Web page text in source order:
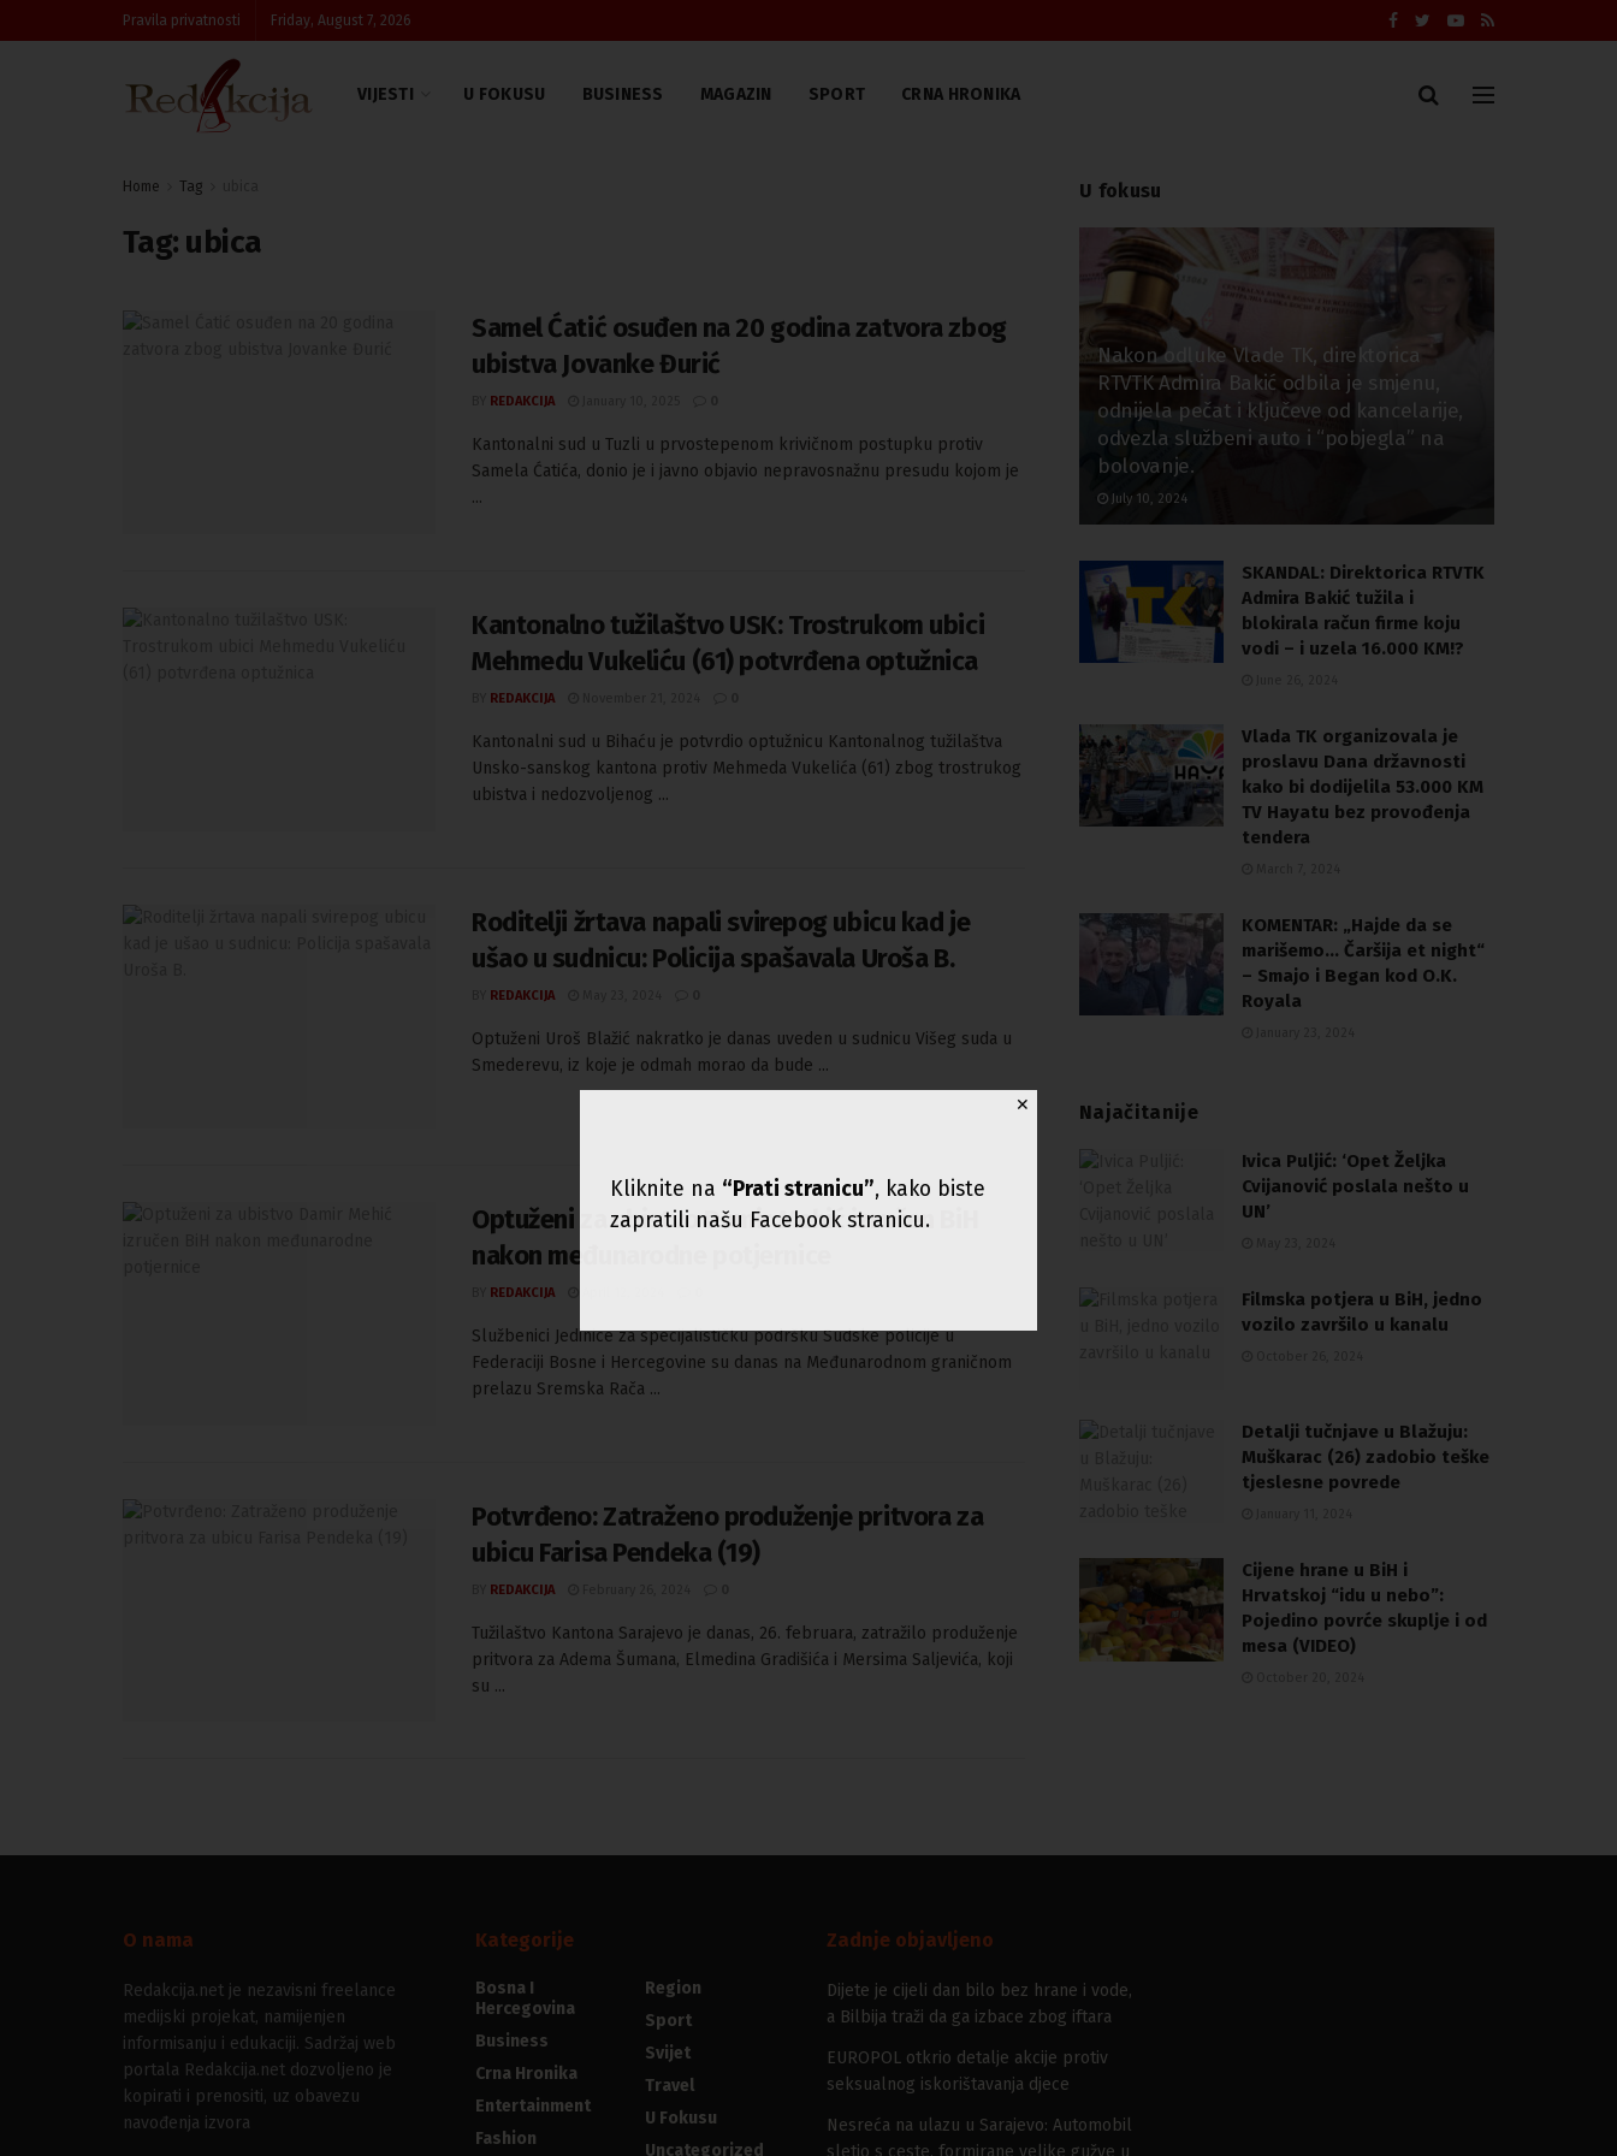
Pravila privatnosti Friday, August 7, 2026
VIJESTI U FOKUSU BUSINESS MAGAZIN SPORT CRNA HRONIKA
Home Tag
Tag: ubica
Samel Ćatić osuđen na 20 godina zatvora zbog
ubistva Jovanke Đurić
REDAKCIJA
Kantonalni sud u Tuzli u prvostepenom krivičnom postupku protiv
Samela Ćatića, donio je i javno objavio nepravosnažnu presudu kojom je
...
Kantonalno tužilaštvo USK: Trostrukom ubici
Mehmedu Vukeliću (61) potvrđena optužnica
REDAKCIJA
Kantonalni sud u Bihaću je potvrdio optužnicu Kantonalnog tužilaštva
Unsko-sanskog kantona protiv Mehmeda Vukelića (61) zbog trostrukog
ubistva i nedozvoljenog ...
Roditelji žrtava napali svirepog ubicu kad je
ušao u sudnicu: Policija spašavala Uroša B.
REDAKCIJA
Optuženi Uroš Blažić nakratko je danas uveden u sudnicu Višeg suda u
Smederevu, iz koje je odmah morao da bude ...
Optuženi za ubistvo Damir Mehić izručen BiH
nakon međunarodne potjernice
REDAKCIJA
Službenici Jedinice za specijalističku podršku Sudske policije u
Federaciji Bosne i Hercegovine su danas na Međunarodnom graničnom
prelazu Sremska Rača ...
Potvrđeno: Zatraženo produženje pritvora za
ubicu Farisa Pendeka (19)
REDAKCIJA
Tužilaštvo Kantona Sarajevo je danas, 26. februara, zatražilo produženje
pritvora za Adema Šumana, Elmedina Gradišića i Mersima Saljevića, koji
su ...
U fokusu
Nakon odluke Vlade TK, direktorica
RTVTK Admira Bakić odbila je smjenu,
odnijela pečat i ključeve od kancelarije,
odvezla službeni auto i “pobjegla” na
bolovanje.
July 10, 2024
SKANDAL: Direktorica RTVTK
Admira Bakić tužila i
blokirala račun firme koju
vodi – i uzela 16.000 KM!?
Vlada TK organizovala je
proslavu Dana državnosti
kako bi dodijelila 53.000 KM
TV Hayatu bez provođenja
tendera
KOMENTAR: „Hajde da se
marišemo… Čaršija et night“
– Smajo i Began kod O.K.
Royala
Najačitanije
Ivica Puljić: ‘Opet Željka
Cvijanović poslala nešto u
UN’
Filmska potjera u BiH, jedno
vozilo završilo u kanalu
Detalji tučnjave u Blažuju:
Muškarac (26) zadobio teške
tjeslesne povrede
Cijene hrane u BiH i
Hrvatskoj “idu u nebo”:
Pojedino povrće skuplje i od
mesa (VIDEO)
O nama
Redakcija.net je nezavisni freelance
medijski projekat, namijenjen
informisanju i edukaciji. Sadržaj web
portala Redakcija.net dozvoljeno je
kopirati i prenositi, uz obavezu
navođenja izvora
Kategorije
Bosna I
Hercegovina
Business
Crna Hronika
Entertainment
Fashion
Region
Sport
Svijet
Travel
U Fokusu
Uncategorized
Zadnje objavljeno
Dijete je cijeli dan bilo bez hrane i vode,
a Bilbija traži da ga izbace zbog iftara
EUROPOL otkrio detalje akcije protiv
seksualnog iskorištavanja djece
Nesreća na ulazu u Sarajevo: Automobil
✕
Kliknite na “Prati stranicu”, kako biste
zapratili našu Facebook stranicu.